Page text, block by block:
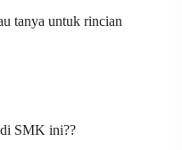
tanya untuk rincian
SMK ini??